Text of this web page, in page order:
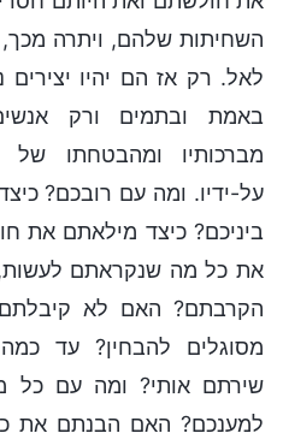
השחיתות שלהם, ויתרה
לאל. רק אז הם יהיו
באמת ובתמים ורק
מברכותיו ומהבטחתו
על-ידיו. ומה עם רובכם?
ביניכם? כיצד מילאתם את
את כל מה שנקראתם לעשות,
הקרבתם? האם לא
מסוגלים להבחין? עד
שירתם אותי? ומה עם כל
למענכם? האם הבנתם את